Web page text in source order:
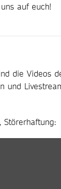
auf euch!
die Videos
und
Störerhaftung: